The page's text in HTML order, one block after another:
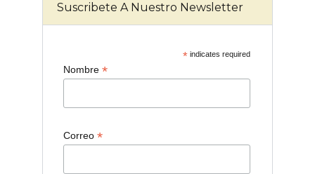
Suscribete A Nuestro Newsletter
*indicates required
Nombre *
Correo *